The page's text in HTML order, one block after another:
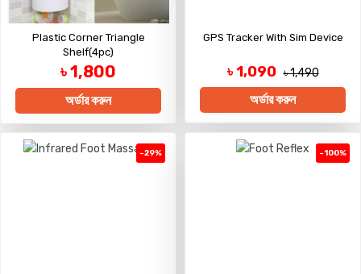
Plastic Corner Triangle
Shelf(4pc)
৳ 1,800
অর্ডার করুন
GPS Tracker With Sim Device
৳ 1,090 ৳ 1,490
অর্ডার করুন
-29% -100%